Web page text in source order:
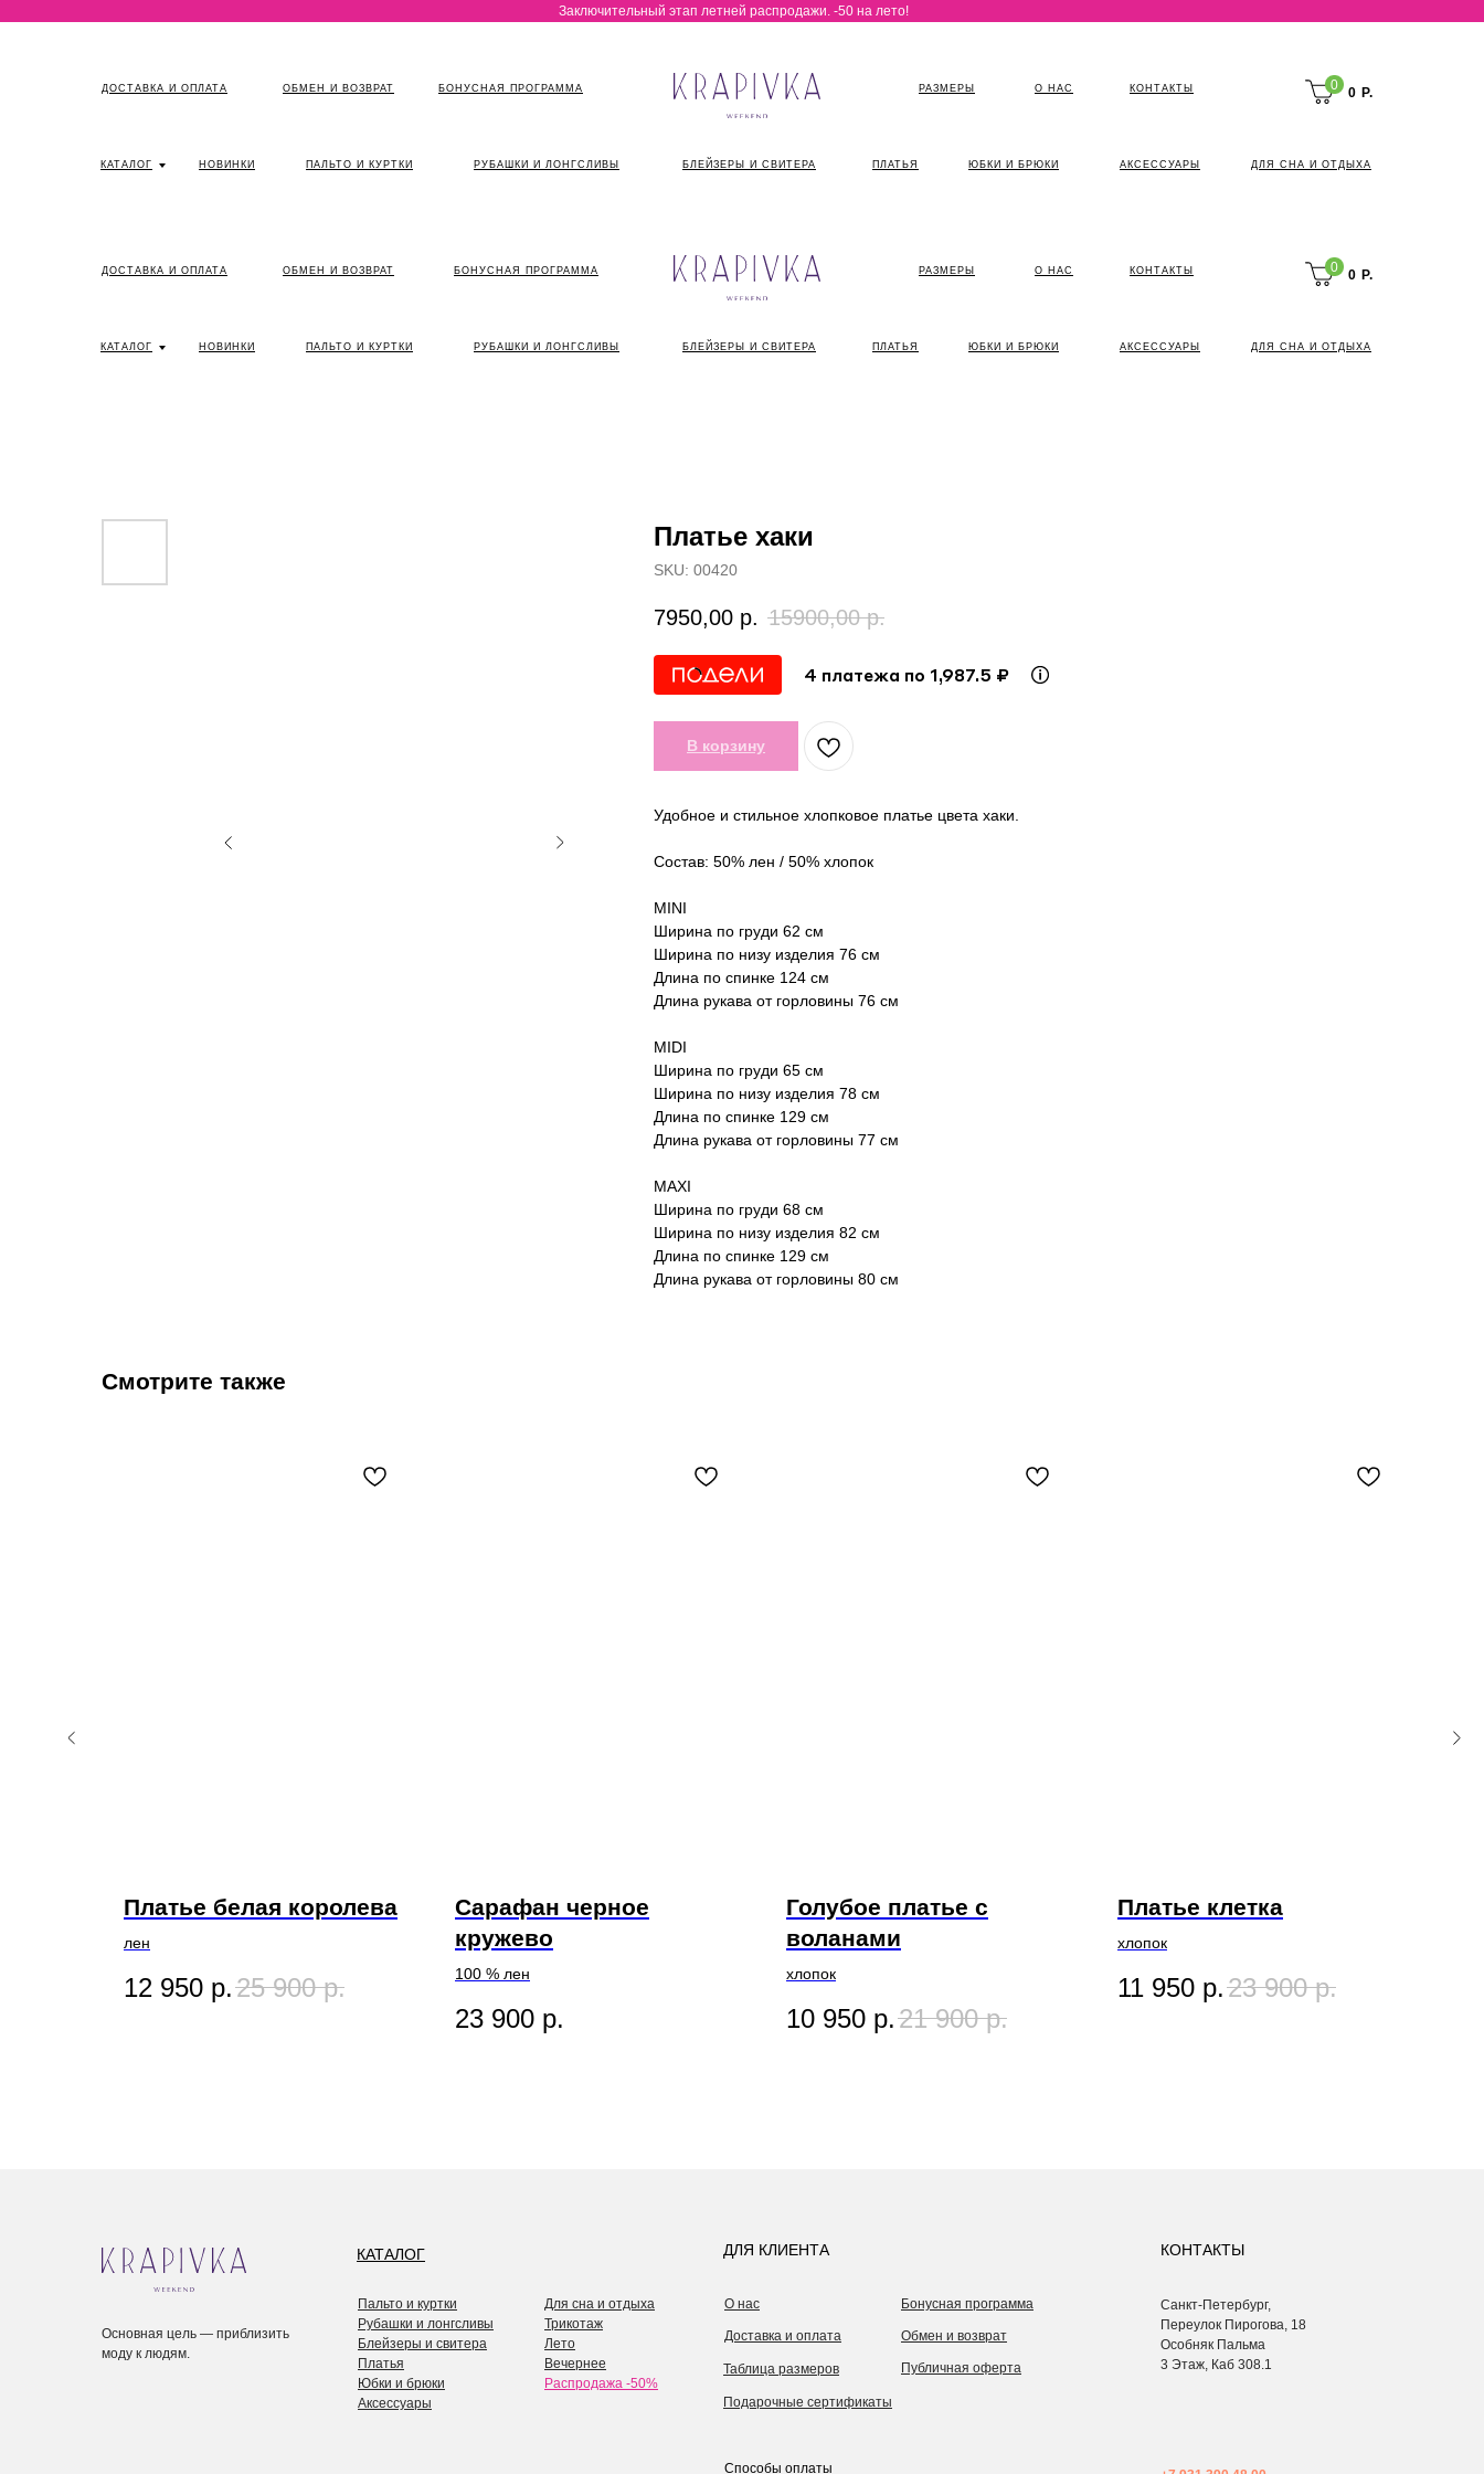
Заключительный этап летней распродажи. -50 на лето!
РУБАШКИ И ЛОНГСЛИВЫ
КАТАЛОГ БЛЕЙЗЕРЫ И СВИТЕРА
О НАС
РАЗМЕРЫ
ДОСТАВКА И ОПЛАТА ОБМЕН И ВОЗВРАТ КОНТАКТЫ
ПЛАТЬЯ ЮБКИ И БРЮКИ АКСЕССУАРЫ ДЛЯ СНА И ОТДЫХА
ПАЛЬТО И КУРТКИ
НОВИНКИ
БОНУСНАЯ ПРОГРАММА 0 0 Р.
РУБАШКИ И ЛОНГСЛИВЫ
КАТАЛОГ БЛЕЙЗЕРЫ И СВИТЕРА
О НАС
РАЗМЕРЫ
ДОСТАВКА И ОПЛАТА ОБМЕН И ВОЗВРАТ КОНТАКТЫ
ПЛАТЬЯ ЮБКИ И БРЮКИ АКСЕССУАРЫ ДЛЯ СНА И ОТДЫХА
ПАЛЬТО И КУРТКИ
НОВИНКИ
БОНУСНАЯ ПРОГРАММА 0 0 Р.
Платье хаки
SKU: 00420
7950,00 р. 15900,00 р.
4 платежа по 1,987.5 ₽
В корзину
Удобное и стильное хлопковое платье цвета хаки.
Состав: 50% лен / 50% хлопок
MINI
Ширина по груди 62 см
Ширина по низу изделия 76 см
Длина по спинке 124 см
Длина рукава от горловины 76 см
MIDI
Ширина по груди 65 см
Ширина по низу изделия 78 см
Длина по спинке 129 см
Длина рукава от горловины 77 см
MAXI
Ширина по груди 68 см
Ширина по низу изделия 82 см
Длина по спинке 129 см
Длина рукава от горловины 80 см
Смотрите также
Платье белая королева
лен
12 950 р.25 900 р.
Сарафан черное
кружево
100 % лен
23 900 р.
Голубое платье с
воланами
хлопок
10 950 р.21 900 р.
Платье клетка
хлопок
11 950 р.23 900 р.
КАТАЛОГ
Способы оплаты
Основная цель — приблизить
моду к людям.
Санкт-Петербург,
Переулок Пирогова, 18
Особняк Пальма
3 Этаж, Каб 308.1
КОНТАКТЫ
О нас
Таблица размеров
Доставка и оплата
ДЛЯ КЛИЕНТА
Обмен и возврат
Бонусная программа
Публичная оферта
Подарочные сертификаты
Для сна и отдыха
Трикотаж
Лето
Вечернее
Распродажа -50%
Пальто и куртки
Рубашки и лонгсливы
Блейзеры и свитера
Платья
Юбки и брюки
Аксессуары